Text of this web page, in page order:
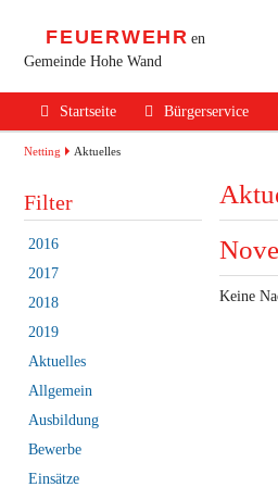
FEUERWEHR en
Gemeinde Hohe Wand
überspringen
Startseite Bürgerservice
Verhalten im
Verkehrsunfälle
Netting Aktuelles
Keine
Filter
2016
2017
2018
2019
Aktuelles
Allgemein
Ausbildung
Bewerbe
Einsätze